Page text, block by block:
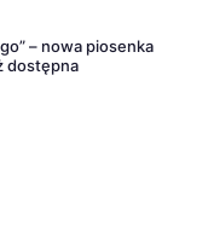
– nowa piosenka
dostępna